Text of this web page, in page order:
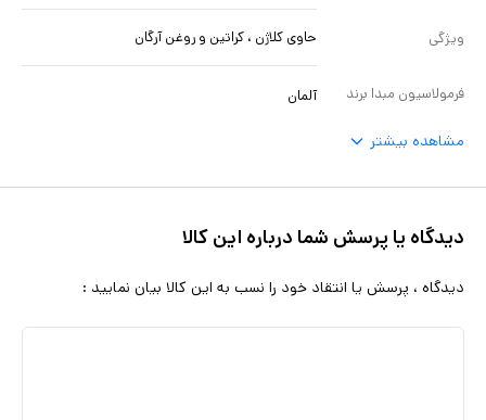
ویژگی حاوی کلاژن ، کراتین و روغن آرگان
فرمولاسیون مبدا برند آلمان
مشاهده بیشتر
دیدگاه یا پرسش شما درباره این کالا
دیدگاه ، پرسش یا انتقاد خود را نسب به این کالا بیان نمایید :